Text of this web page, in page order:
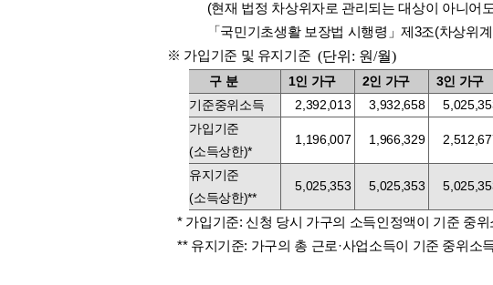
(현재 법정 차상위자로 관리되는 대상이 아니어도
「국민기초생활 보장법 시행령 」제3조(차상위
※ 가입기준 및 유지기준 (단위 : 원/월)
구 분 1인 가구 2인 가구 3인 가구
기준중위소득
2,392,013 3,932,658
가입기준
(소득상한)*
1,196,007 1,966,329
유지기준
(소득상한)**
5,025,353 5,025,353
* 가입기준: 신청 당시 가구의 소득인정액이 기준 중
** 유지기준: 가구의 총 근로·사업소득이 기준 중위소